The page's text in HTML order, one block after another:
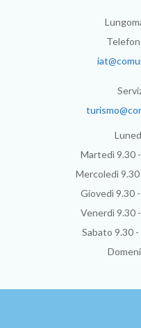
Martedì 9.30
Mercoledì
Giovedì 9.30
Venerdì 9.30
Sabato 9.30